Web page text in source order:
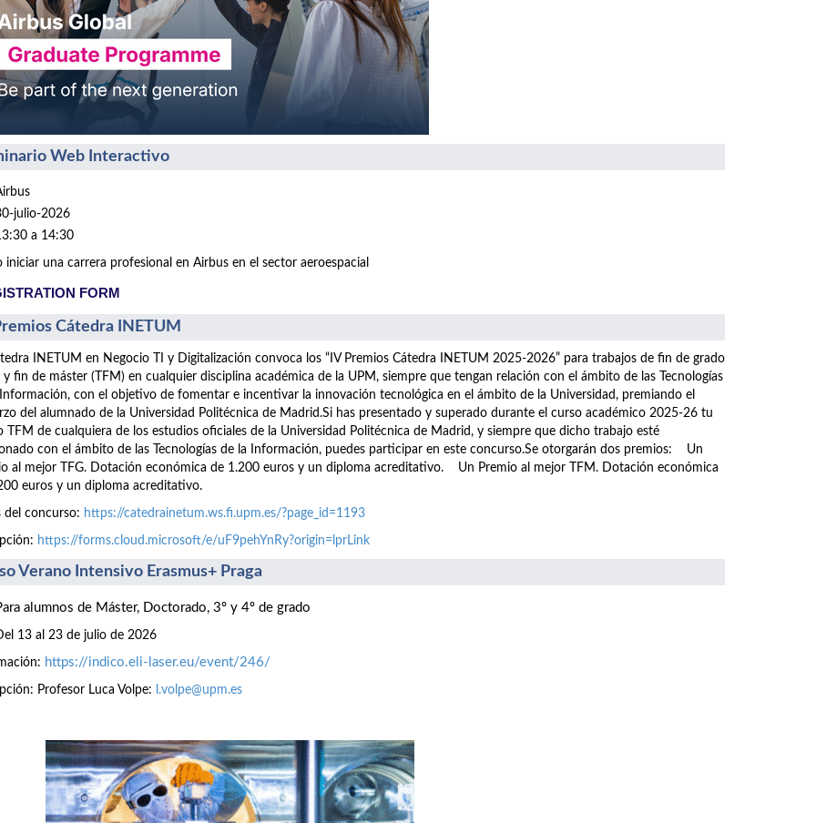
Web Interactivo
julio-2026
a 14:30
iniciar una carrera profesional en Airbus en el sector aeroespacial
FORM
Cátedra INETUM
INETUM en Negocio TI y Digitalización convoca los “IV Premios Cátedra INETUM 2025-2026” para trabajos de fin de grado
y fin de máster (TFM) en cualquier disciplina académica de la UPM, siempre que tengan relación con el ámbito de las Tecnologías
con el objetivo de fomentar e incentivar la innovación tecnológica en el ámbito de la Universidad, premiando el
del alumnado de la Universidad Politécnica de Madrid.Si has presentado y superado durante el curso académico 2025-26 tu
TFM de cualquiera de los estudios oficiales de la Universidad Politécnica de Madrid, y siempre que dicho trabajo esté
con el ámbito de las Tecnologías de la Información, puedes participar en este concurso.Se otorgarán dos premios: Un
al mejor TFG. Dotación económica de 1.200 euros y un diploma acreditativo. Un Premio al mejor TFM. Dotación económica
euros y un diploma acreditativo.
del concurso: https://catedrainetum.ws.fi.upm.es/?page_id=1193
https://forms.cloud.microsoft/e/uF9pehYnRy?origin=lprLink
Verano Intensivo Erasmus+ Praga
alumnos de Máster, Doctorado, 3º y 4º de grado
13 al 23 de julio de 2026
https://indico.eli-laser.eu/event/246/
Profesor Luca Volpe: l.volpe@upm.es